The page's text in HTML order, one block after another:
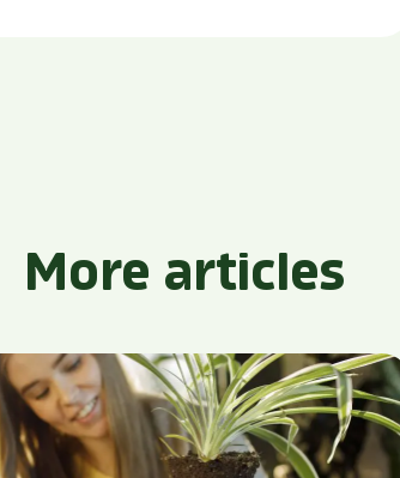
More articles